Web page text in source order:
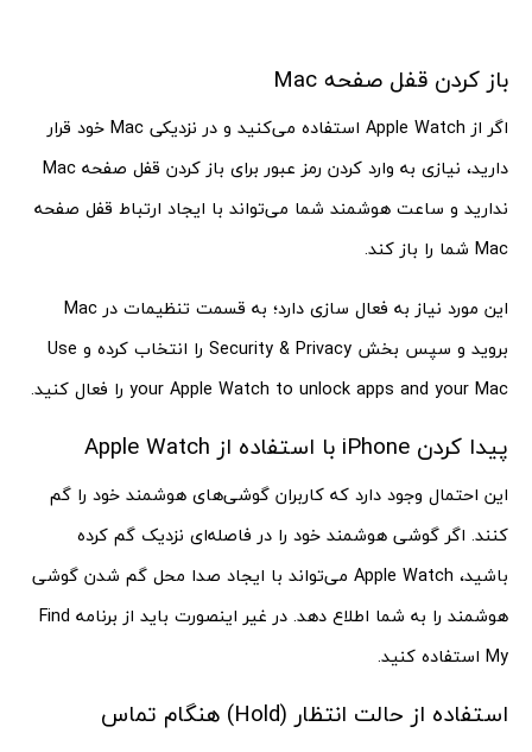
باز کردن قفل صفحه Mac
اگر از Apple Watch استفاده می‌کنید و در نزدیکی Mac خود قرار
دارید، نیازی به وارد کردن رمز عبور برای باز کردن قفل صفحه Mac
ندارید و ساعت هوشمند شما می‌تواند با ایجاد ارتباط قفل صفحه
Mac شما را باز کند.
این مورد نیاز به فعال سازی دارد؛ به قسمت تنظیمات در Mac
بروید و سپس بخش Security & Privacy را انتخاب کرده و Use
your Apple Watch to unlock apps and your Mac را فعال کنید.
پیدا کردن iPhone با استفاده از Apple Watch
این احتمال وجود دارد که کاربران گوشی‌های هوشمند خود را گم
کنند. اگر گوشی هوشمند خود را در فاصله‌ای نزدیک گم کرده
باشید، Apple Watch می‌تواند با ایجاد صدا محل گم شدن گوشی
هوشمند را به شما اطلاع دهد. در غیر اینصورت باید از برنامه Find
My استفاده کنید.
استفاده از حالت انتظار (Hold) هنگام تماس